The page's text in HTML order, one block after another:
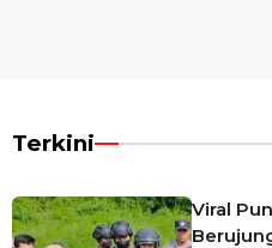
Terkini
Viral